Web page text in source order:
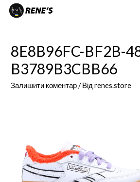
Перейти
8E8B96FC-BF2B-
B3789B3CBB66
Залишити коментар / Відrenes.store